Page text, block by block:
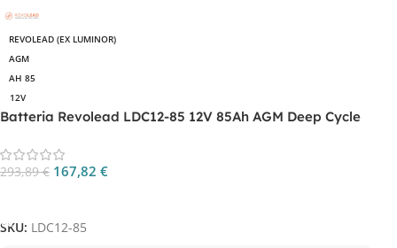
REVOLEAD (EX LUMINOR)
AGM
AH 85
12V
Batteria Revolead LDC12-85 12V 85Ah AGM Deep Cycle
293,89€ 167,82 €
SKU: LDC12-85